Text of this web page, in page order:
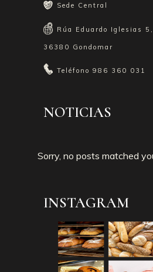
Sede Central
Rúa Eduardo Iglesias 5,
36380 Gondomar
Teléfono 986 360 031
NOTICIAS
Sorry, no posts matched
INSTAGRAM